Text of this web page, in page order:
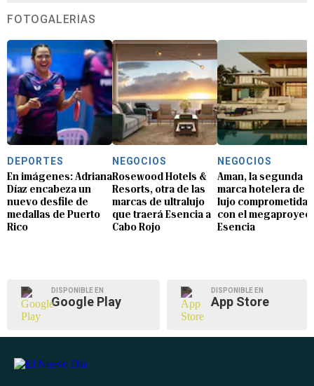
FOTOGALERÍAS
DEPORTES
En imágenes: Adriana
Díaz encabeza un
nuevo desfile de
medallas de Puerto
Rico
NEGOCIOS
Rosewood Hotels &
Resorts, otra de las
marcas de ultralujo
que traerá Esencia a
Cabo Rojo
NEGOCIOS
Aman, la segunda
marca hotelera de
lujo comprometida
con el
Esencia
DISPONIBLE EN
Google Play
DISPONIBLE EN
App Store